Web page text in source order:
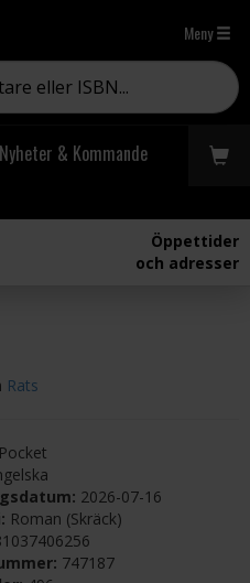
Meny
Nyheter & Kommande
Öppettider
och adresser
Rats
Pocket
2026-07-16
Roman (Skräck)
747187